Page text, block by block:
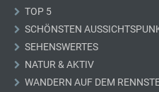
TOP 5
SCHÖNSTEN
SEHENSWERTES
NATUR & AKTIV
WANDERN AUF DEM